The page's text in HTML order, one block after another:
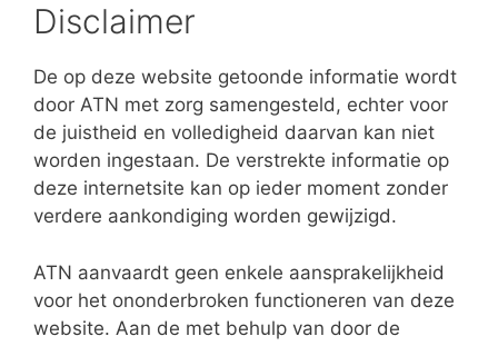
Disclaimer
De op deze website getoonde informatie wordt
door ATN met zorg samengesteld, echter voor
de juistheid en volledigheid daarvan kan niet
worden ingestaan. De verstrekte informatie op
deze internetsite kan op ieder moment zonder
verdere aankondiging worden gewijzigd.
ATN aanvaardt geen enkele aansprakelijkheid
voor het ononderbroken functioneren van deze
website. Aan de met behulp van door de